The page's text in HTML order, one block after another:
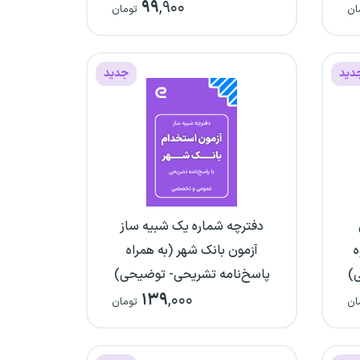
۹۹,۹۰۰ تومان
جدید
دفترچه شماره یک شبیه ساز
آزمون بانک شهر (به همراه
پاسخ‌نامه تشریحی- توضیحی)
۱۳۹,۰۰۰ تومان